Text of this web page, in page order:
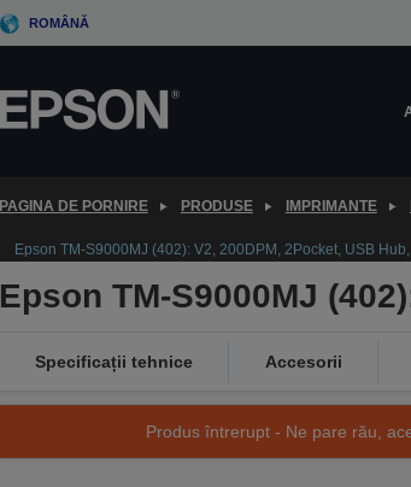
ROMÂNĂ
PAGINA DE PORNIRE PRODUSE IMPRIMANTE
Epson TM-S9000MJ (402): V2, 200DPM, 2Pocket, USB
Epson TM-S9000MJ
Specificații tehnice Accesorii
Produs întrerupt - Ne pare rău,